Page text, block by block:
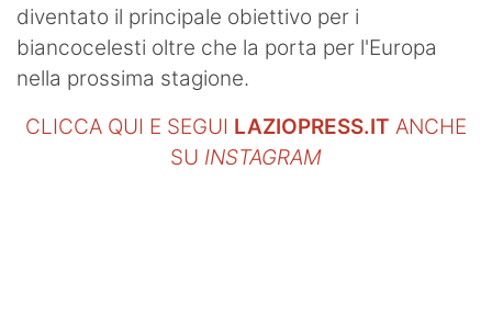
diventato il principale obiettivo per i
biancocelesti oltre che la porta per l'Europa
nella prossima stagione.
CLICCA QUI E SEGUI LAZIOPRESS.IT ANCHE
SU INSTAGRAM